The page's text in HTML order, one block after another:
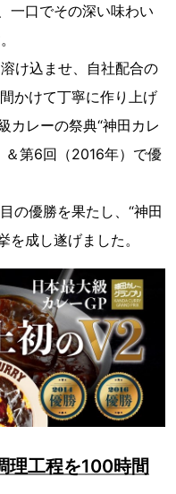
一口でその深い味わい
け込ませ、自社配合の
かけて丁寧に作り上げ
カレーの祭典“神田カレ
＆第6回（2016年）で優
の優勝を果たし、“神田
を成し遂げました。
工程を100時間